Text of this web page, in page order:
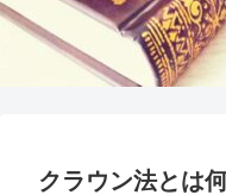
クラウン法とは